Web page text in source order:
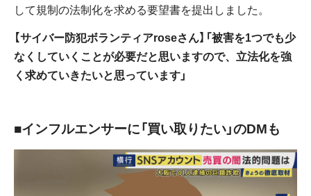
して規制の法制化を求める要望書を提出しました。
【サイバー防犯ボランティアroseさん】「被害を1つでも少
なくしていくことが必要だと思いますので、立法化を強
く求めていきたいと思っています」
■インフルエンサーに「買い取りたい」のDMも